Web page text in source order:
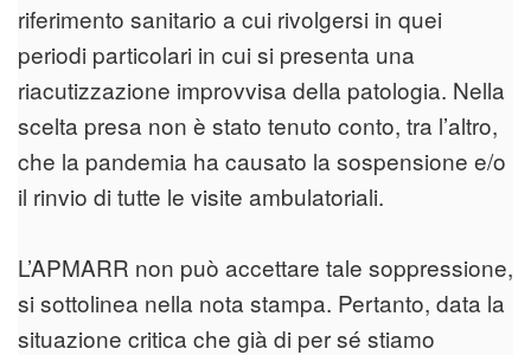
riferimento sanitario a cui rivolgersi in quei
periodi particolari in cui si presenta una
riacutizzazione improvvisa della patologia. Nella
scelta presa non è stato tenuto conto, tra l’altro,
che la pandemia ha causato la sospensione e/o
il rinvio di tutte le visite ambulatoriali.
L’APMARR non può accettare tale soppressione,
si sottolinea nella nota stampa. Pertanto, data la
situazione critica che già di per sé stiamo